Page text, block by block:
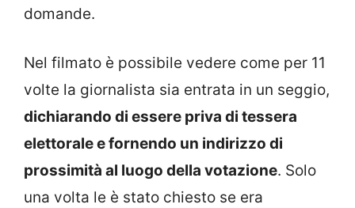
domande.
Nel filmato è possibile vedere come per 11
volte la giornalista sia entrata in un seggio,
dichiarando di essere priva di tessera
elettorale e fornendo un indirizzo di
prossimità al luogo della votazione. Solo
una volta le è stato chiesto se era